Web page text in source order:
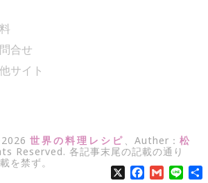
合せ
サイト
2026世界の料理レシピ 、Auther：松
Reserved. 各記事末尾の記載の通り
を禁ず。
X Facebook
GmailLine